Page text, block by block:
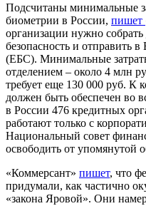
Подсчитаны минимальные
биометрии в России, пишет
организации нужно
безопасность и отправить
(ЕБС). Минимальные
отделением – около 4 млн
требует еще 130 000 руб. К
должен быть обеспечен во
в России 476 кредитных
работают только с
Национальный совет
освободить от упомянутой
«Коммерсант» пишет, что
придумали, как частично
«закона Яровой». Они